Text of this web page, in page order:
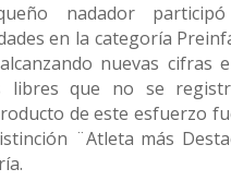
nadador
en la categoría
nuevas cifras
libres que no se
de este esfuerzo
¨Atleta más